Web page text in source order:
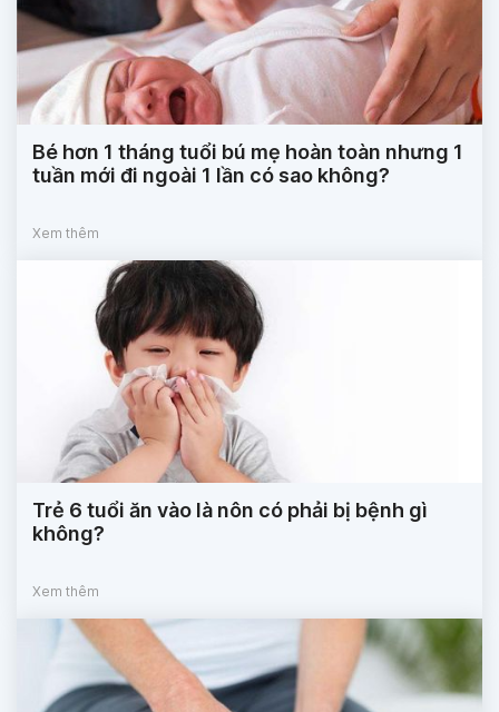
Bé hơn 1 tháng tuổi bú mẹ hoàn toàn nhưng 1
tuần mới đi ngoài 1 lần có sao không?
Xem thêm
Trẻ 6 tuổi ăn vào là nôn có phải bị bệnh gì
không?
Xem thêm